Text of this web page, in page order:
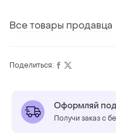
Все товары продавца
Поделиться:
Оформляй
Получи заказ с